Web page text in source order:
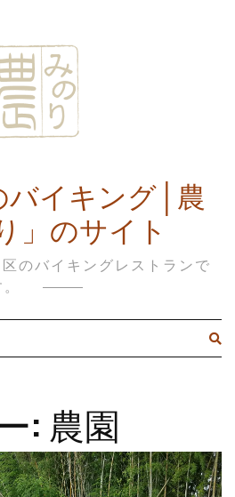
バイキング│農
」のサイト
のバイキングレストランで
: 農園